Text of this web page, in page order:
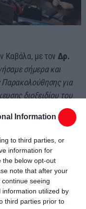
Information
to third parties, or
information for
the below opt-out
note that after your
seeing
utilized by
third parties prior to
Καβάλα, με τον Δρ.
σήμερα και
Παρακολούθησης για
διοξειδίου του
ήθελα να ευχαριστήσω
και τους
μία
τη διαφάνεια
είναι να διατυπώνει
Αναλαμβάνει
βάσει των